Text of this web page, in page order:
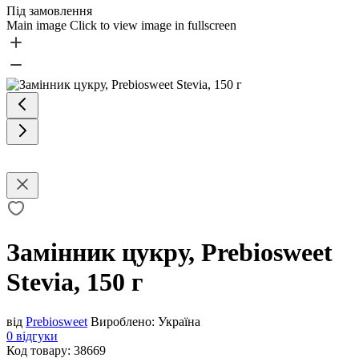
Під замовлення
Main image Click to view image in fullscreen
Замінник цукру, Prebiosweet
Stevia, 150 г
від Prebiosweet Вироблено: Україна
0 відгуки
Код товару: 38669